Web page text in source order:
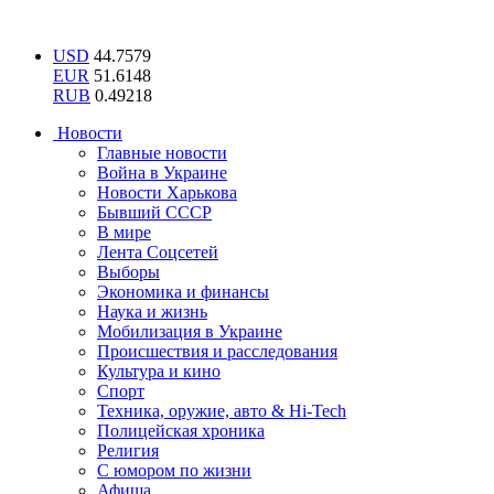
USD 44.7579
EUR 51.6148
RUB 0.49218
Новости
Главные новости
Война в Украине
Новости Харькова
Бывший СССР
В мире
Лента Соцсетей
Выборы
Экономика и финансы
Наука и жизнь
Мобилизация в Украине
Происшествия и расследования
Культура и кино
Спорт
Техника, оружие, авто & Hi-Tech
Полицейская хроника
Религия
С юмором по жизни
Афиша